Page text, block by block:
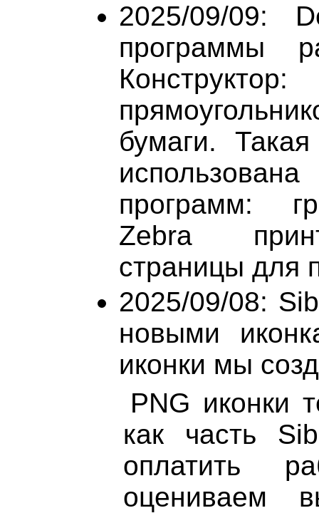
2025/09/09:
программы
бумаги.
программ:
Zebra
страницы для
2025/09/08:
новыми
иконки мы
PNG иконки
как часть
оплатить
оцениваем